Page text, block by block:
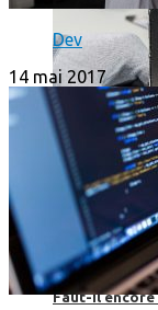
Faut-il encore
Dev
14 mai 2017